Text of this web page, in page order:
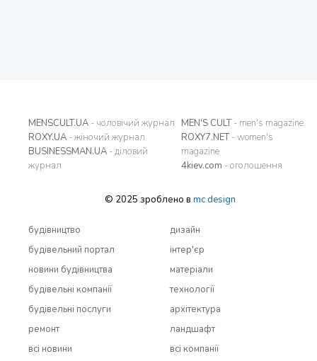
MENSCULT.UA - чоловічий журнал
ROXY.UA - жіночий журнал
BUSINESSMAN.UA - діловий
журнал
MEN'S CULT- men's magazine
ROXY7.NET- women's
magazine
4kiev.com - оголошення
© 2025 зроблено в mc design
будівництво
будівельний портал
новини будівництва
будівельні компанії
будівельні послуги
ремонт
всi новини
дизайн
інтер'єр
матеріали
технології
архітектура
ландшафт
всi компанії